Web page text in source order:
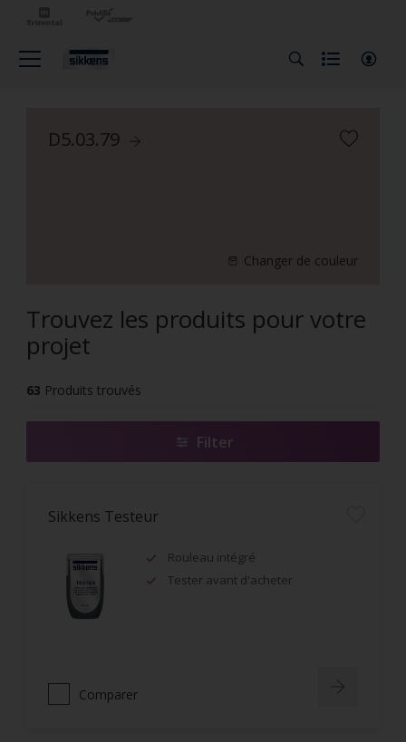
D5.03.79
Changer de couleur
Trouvez les produits pour votre
projet
63 Produits trouvés
Filter
Sikkens Testeur
Rouleau intégré
Tester avant d'acheter
Comparer